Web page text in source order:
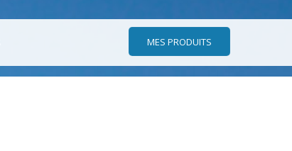
MES PRODUITS